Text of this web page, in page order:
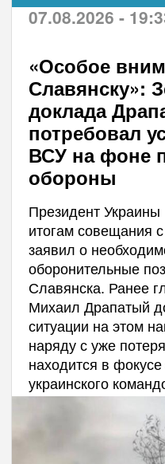
07.08.2026 -
«Особое
Славянску»:
доклада
потребовал
ВСУ на фоне
обороны
Президент
итогам совещания
заявил о
оборонительные
Славянска. Ранее
Михаил Драпатый
ситуации на этом
наряду с уже
находится в
украинского